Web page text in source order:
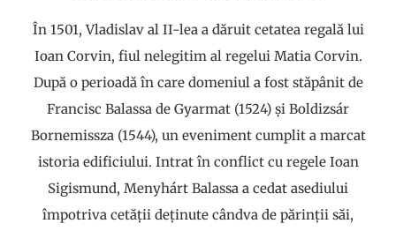
În 1501, Vladislav al II-lea a dăruit cetatea regală lui
Ioan Corvin, fiul nelegitim al regelui Matia Corvin.
După o perioadă în care domeniul a fost stăpânit de
Francisc Balassa de Gyarmat (1524) și Boldizsár
Bornemissza (1544), un eveniment cumplit a marcat
istoria edificiului. Intrat în conflict cu regele Ioan
Sigismund, Menyhárt Balassa a cedat asediului
împotriva cetății deținute cândva de părinții săi,